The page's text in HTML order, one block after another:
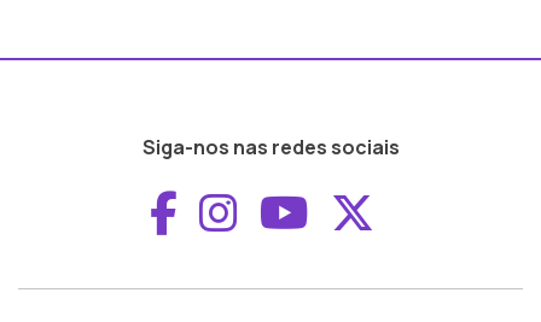
Siga-nos nas redes sociais
Aceder ao
Aceder ao
Aceder ao